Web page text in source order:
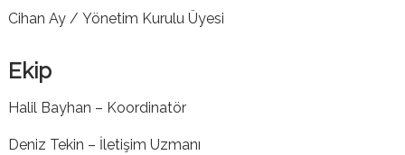
Cihan Ay / Yönetim Kurulu Üyesi
Ekip
Halil Bayhan – Koordinatör
Deniz Tekin – İletişim Uzmanı